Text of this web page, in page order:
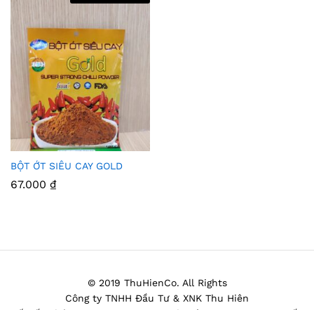
Thê
h
BỘT ỚT SIÊU CAY GOLD
67.000 ₫
© 2019 ThuHienCo. All Rights
Công ty TNHH Đầu Tư & XNK Thu Hiên